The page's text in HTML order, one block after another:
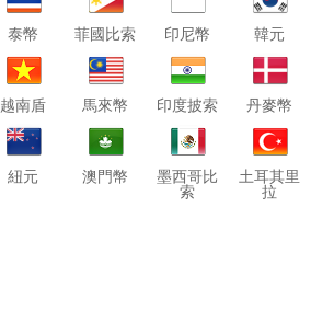
泰幣 菲國比索 印尼幣 韓元
越南盾 馬來幣 印度披索 丹麥幣
紐元 澳門幣
墨西哥比
索
土耳其里
拉